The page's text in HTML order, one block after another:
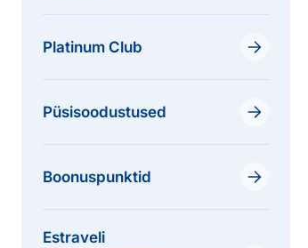
Platinum Club
Püsisoodustused
Boonuspunktid
Estraveli